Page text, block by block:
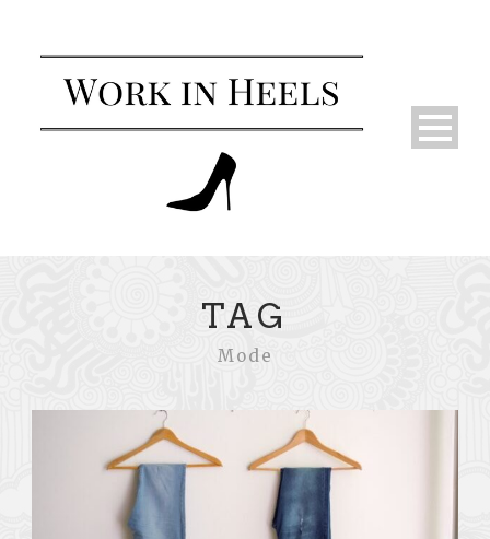
TAG
Mode